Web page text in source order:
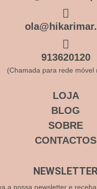
913620120
(Chamada para rede móvel
LOJA
BLOG
SOBRE
CONTACTOS
NEWSLETTER
a nossa newsletter e